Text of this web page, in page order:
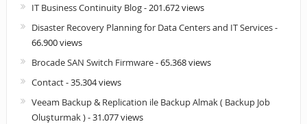
IT Business Continuity Blog- 201.672 views
Disaster Recovery Planning for Data Centers and IT Services-
66.900 views
Brocade SAN Switch Firmware- 65.368 views
Contact- 35.304 views
Veeam Backup & Replication ile Backup Almak ( Backup Job
Oluşturmak )- 31.077 views